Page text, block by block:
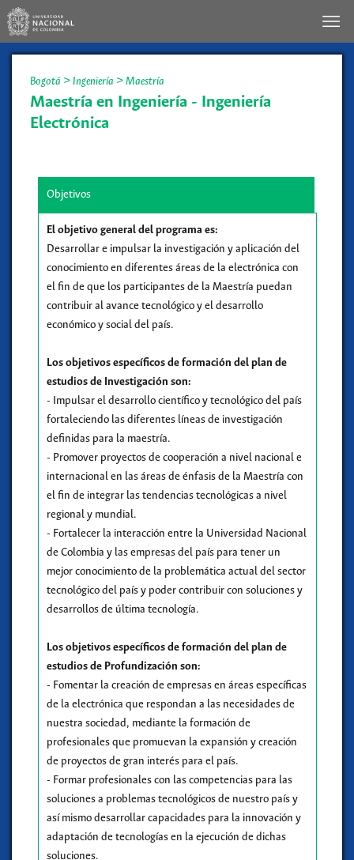
Bogotá > Ingeniería > Maestría
Maestría en Ingeniería - Ingeniería
Electrónica
Objetivos
El objetivo general del programa es:
Desarrollar e impulsar la investigación y aplicación del
conocimiento en diferentes áreas de la electrónica con
el fin de que los participantes de la Maestría puedan
contribuir al avance tecnológico y el desarrollo
económico y social del país.
Los objetivos específicos de formación del plan de
estudios de Investigación son:
- Impulsar el desarrollo científico y tecnológico del país
fortaleciendo las diferentes líneas de investigación
definidas para la maestría.
- Promover proyectos de cooperación a nivel nacional e
internacional en las áreas de énfasis de la Maestría con
el fin de integrar las tendencias tecnológicas a nivel
regional y mundial.
- Fortalecer la interacción entre la Universidad Nacional
de Colombia y las empresas del país para tener un
mejor conocimiento de la problemática actual del sector
tecnológico del país y poder contribuir con soluciones y
desarrollos de última tecnología.
Los objetivos específicos de formación del plan de
estudios de Profundización son:
- Fomentar la creación de empresas en áreas específicas
de la electrónica que respondan a las necesidades de
nuestra sociedad, mediante la formación de
profesionales que promuevan la expansión y creación
de proyectos de gran interés para el país.
- Formar profesionales con las competencias para las
soluciones a problemas tecnológicos de nuestro país y
así mismo desarrollar capacidades para la innovación y
adaptación de tecnologías en la ejecución de dichas
soluciones.